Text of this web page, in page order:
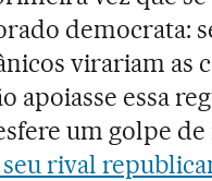
democrata:
virariam as
apoiasse essa
um golpe
rival